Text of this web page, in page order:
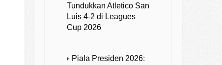
Tundukkan Atletico San
Luis 4-2 di Leagues
Cup 2026
Piala Presiden 2026: